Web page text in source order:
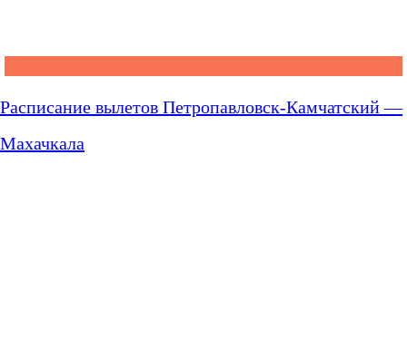
Расписание вылетов Петропавловск-Камчатский —
Махачкала